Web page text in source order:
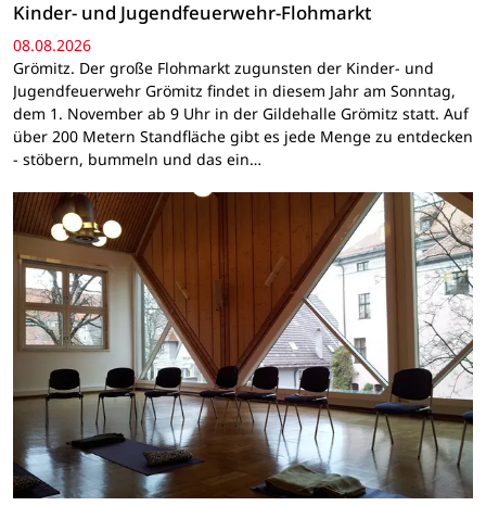
Kinder- und Jugendfeuerwehr-Flohmarkt
08.08.2026
Grömitz. Der große Flohmarkt zugunsten der Kinder- und
Jugendfeuerwehr Grömitz findet in diesem Jahr am Sonntag,
dem 1. November ab 9 Uhr in der Gildehalle Grömitz statt. Auf
über 200 Metern Standfläche gibt es jede Menge zu entdecken
- stöbern, bummeln und das ein…